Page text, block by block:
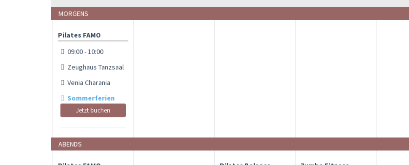
MORGENS
Pilates FAMO
09:00 - 10:00
Zeughaus Tanzsaal
Venia Charania
Sommerferien
Jetzt buchen
ABENDS